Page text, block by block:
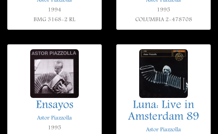
1994
BMG 3168-2 RL
1995
COLUMBIA 2-478708
Ensayos
Astor Piazzolla
1995
Luna: Live in
Amsterdam 89
Astor Piazzolla